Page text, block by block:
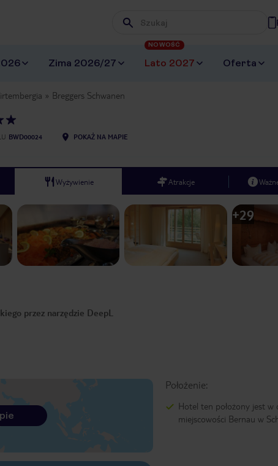
Wpisz frazę, której szukasz
Zima 2026/27 Lato 2027
NOWOŚĆ
Oferta
Breggers Schwanen
BWD00024 POKAŻ NA MAPIE
Wyżywienie Atrakcje
+29
przez narzędzie DeepL
Położenie:
Hotel ten położony jest w
miejscowości Bernau w